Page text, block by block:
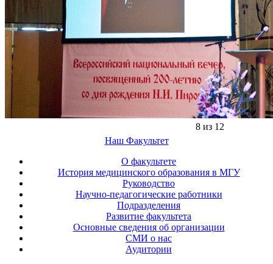
8 из 12
Наш Факультет
О факультете
История медицинского образования в МГУ
Руководство
Научно-педагогические работники
Подразделения
Развитие факультета
Основные сведения об организации
СМИ о нас
Аудитории